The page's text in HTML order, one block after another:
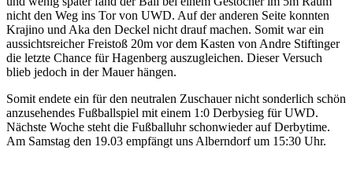
nicht den Weg ins Tor von UWD. Auf der anderen Seite konnten
Krajino und Aka den Deckel nicht drauf machen. Somit war ein
aussichtsreicher Freistoß 20m vor dem Kasten von Andre Stiftinger
die letzte Chance für Hagenberg auszugleichen. Dieser Versuch
blieb jedoch in der Mauer hängen.
Somit endete ein für den neutralen Zuschauer nicht sonderlich schön
anzusehendes Fußballspiel mit einem 1:0 Derbysieg für UWD.
Nächste Woche steht die Fußballuhr schonwieder auf Derbytime.
Am Samstag den 19.03 empfängt uns Alberndorf um 15:30 Uhr.